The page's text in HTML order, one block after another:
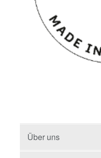
Über uns